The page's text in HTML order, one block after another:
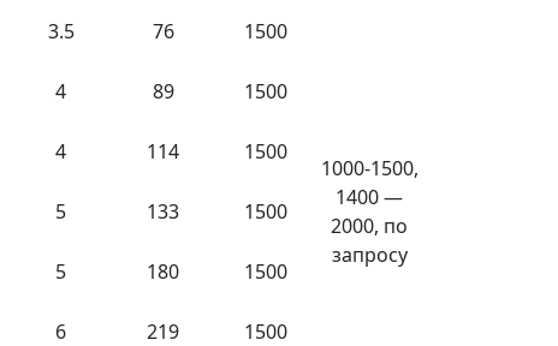
1000-1500,
1400 —
2000, по
запросу
3.5 76 1500
4 89 1500
4 114 1500
5 133 1500
5 180 1500
6 219 1500